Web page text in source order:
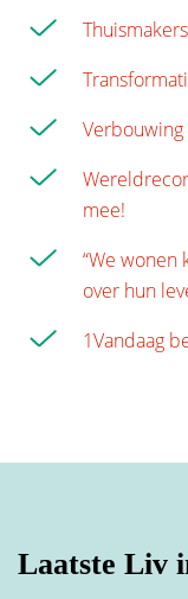
Verbouwing
mee!
“We wonen
over hun
1Vandaag
Laatste Liv